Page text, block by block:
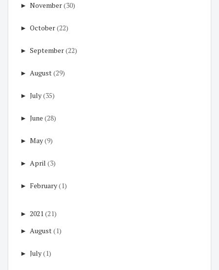
► November(30)
► October(22)
► September(22)
► August(29)
► July(35)
► June (28)
► May(9)
► April (3)
► February(1)
► 2021 (21)
► August(1)
► July(1)